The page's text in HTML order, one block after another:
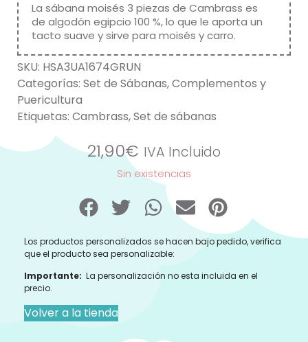
La sábana moisés 3 piezas de Cambrass es
de algodón egipcio 100 %, lo que le aporta un
tacto suave y sirve para moisés y carro.
SKU: HSA3UA1674GRUN
Categorías: Set de Sábanas,Complementos y
Puericultura
Etiquetas: Cambrass,Set de sábanas
21,90€ IVA Incluido
Sin existencias
Los productos personalizados se hacen bajo pedido, verifica
que el producto sea personalizable:
Importante: La personalización no esta incluida en el
precio.
Volver a la tienda